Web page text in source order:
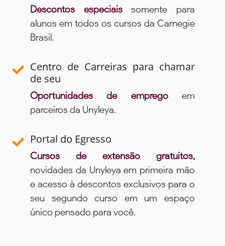
Descontos especiaissomente para
alunos em todos os cursos da Carnegie
Brasil.
Centro de Carreiras para chamar
de seu
Oportunidades de empregoem
parceiros da Unyleya.
Portal do Egresso
Cursos de extensão gratuitos,
novidades da Unyleya em primeira mão
e acesso à descontos exclusivos para o
seu segundo curso em um espaço
único pensado para você.